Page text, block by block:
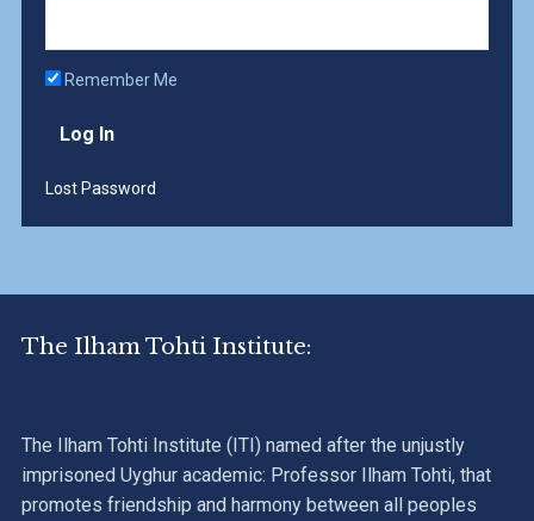
Remember Me
Lost Password
The Ilham Tohti Institute:
The Ilham Tohti Institute (ITI) named after the unjustly
imprisoned Uyghur academic: Professor Ilham Tohti, that
promotes friendship and harmony between all peoples